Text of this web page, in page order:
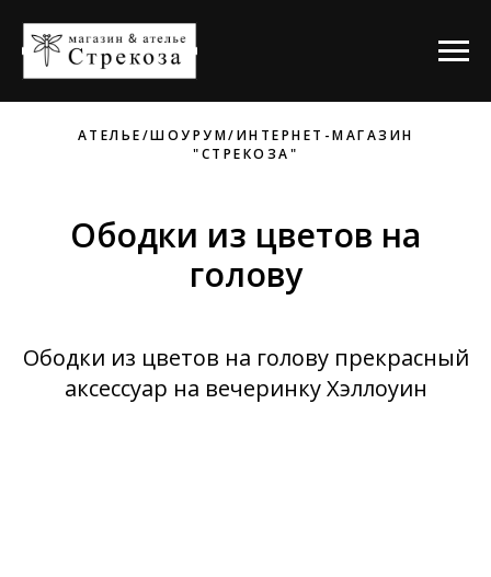
АТЕЛЬЕ/ШОУРУМ/ИНТЕРНЕТ-МАГАЗИН
"СТРЕКОЗА"
Ободки из цветов на
голову
Ободки из цветов на голову прекрасный
аксессуар на вечеринку Хэллоуин